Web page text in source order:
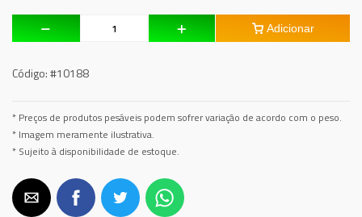
Adicionar
Código:#10188
* Preços de produtos pesáveis podem sofrer variação de acordo com o peso.
* Imagem meramente ilustrativa.
* Sujeito à disponibilidade de estoque.